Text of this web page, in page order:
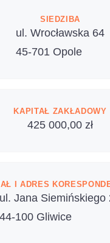
SIEDZIBA
ul. Wrocławska 64
45-701 Opole
KAPITAŁ ZAKŁADOWY
425 000,00 zł
I ADRES
ul. Jana Siemińskiego
44-100 Gliwice